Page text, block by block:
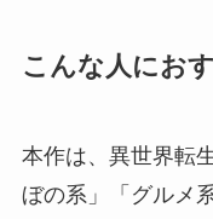
こんな人にお
本作は、異世界転
ぼの系」「グルメ